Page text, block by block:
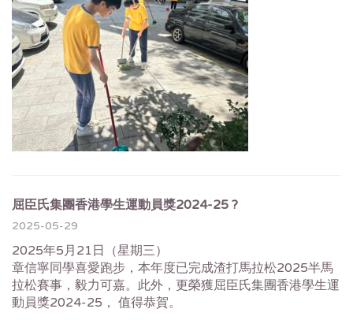
屈臣氏集團香港學生運動員獎2024-25 ?
2025-05-29
2025年5月21日（星期三）
章信寧同學喜愛跑步，本年度已完成渣打馬拉松2025半馬
拉松賽事，毅力可嘉。此外，更榮獲屈臣氏集團香港學生運
動員獎2024-25， 值得恭賀。